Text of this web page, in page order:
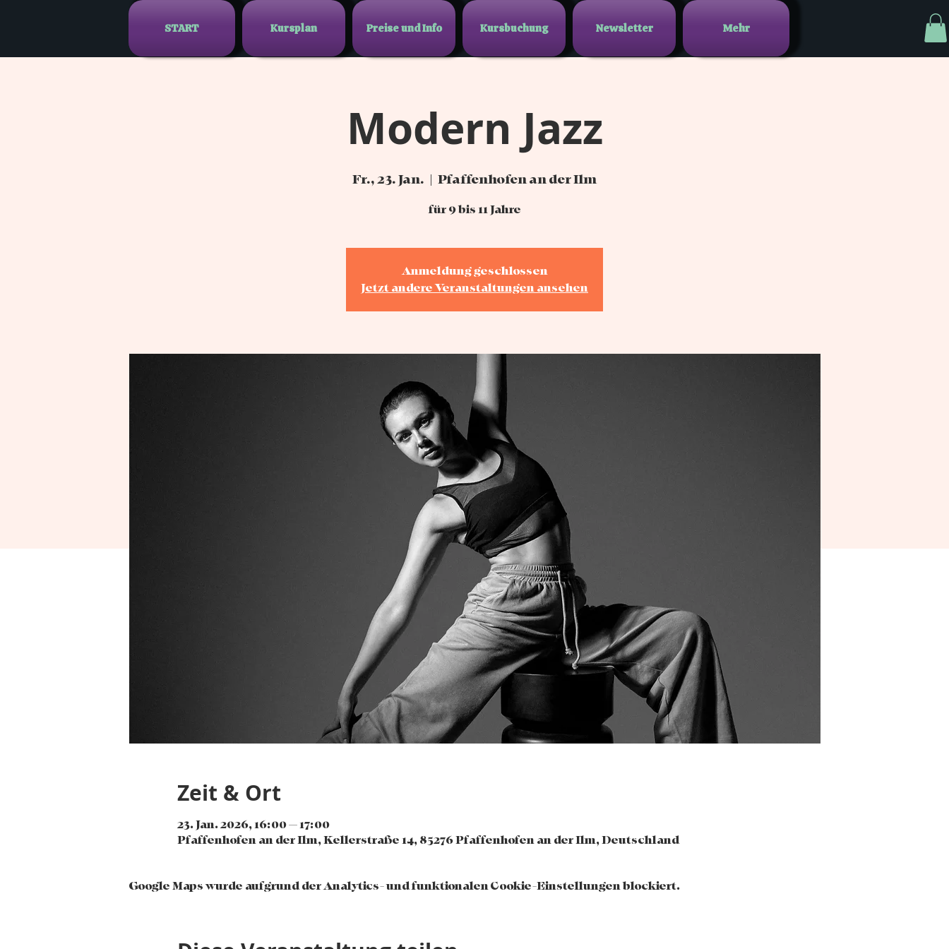
START Kursplan Preise und Info Kursbuchung Newsletter Mehr
Modern Jazz
Fr., 23. Jan.
  |
Pfaffenhofen an der Ilm
für 9 bis 11 Jahre
Anmeldung geschlossen
Jetzt andere Veranstaltungen ansehen
Zeit & Ort
23. Jan. 2026, 16:00 – 17:00
Pfaffenhofen an der Ilm, Kellerstraße 14, 85276 Pfaffenhofen an der Ilm, Deutschland
Google Maps wurde aufgrund der Analytics- und funktionalen Cookie-Einstellungen blockiert.